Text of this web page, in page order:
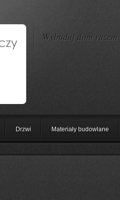
Wybuduj dom
Drzwi Materiały budowlane